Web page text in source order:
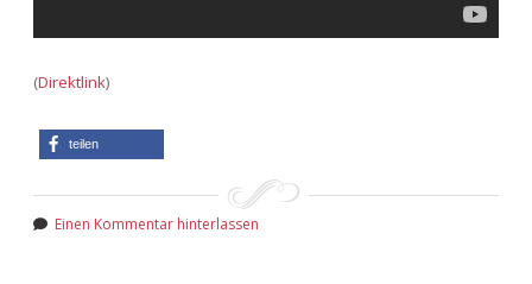
(Direktlink)
teilen
Einen Kommentar hinterlassen